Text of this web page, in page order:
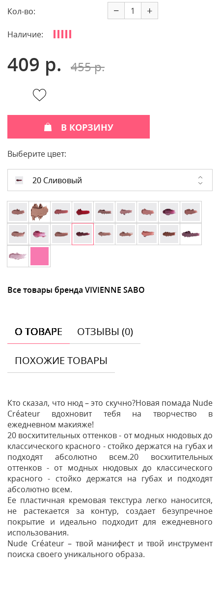
Кол-во: − +
Наличие:
409 р. 455 р.
В КОРЗИНУ
Выберите цвет:
20 Сливовый
Все товары бренда VIVIENNE SABO
О ТОВАРЕ ОТЗЫВЫ (0)
ПОХОЖИЕ ТОВАРЫ
Кто сказал, что нюд – это скучно?Новая помада Nude
Créateur вдохновит тебя на творчество в
ежедневном макияже!
20 восхитительных оттенков - от модных нюдовых до
классического красного - стойко держатся на губах и
подходят абсолютно всем.20 восхитительных
оттенков - от модных нюдовых до классического
красного - стойко держатся на губах и подходят
абсолютно всем.
Ее пластичная кремовая текстура легко наносится,
не растекается за контур, создает безупречное
покрытие и идеально подходит для ежедневного
использования.
Nude Сréateur – твой манифест и твой инструмент
поиска своего уникального образа.